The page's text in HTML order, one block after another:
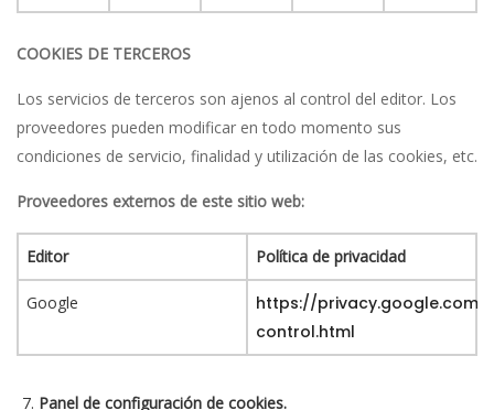
COOKIES DE TERCEROS
Los servicios de terceros son ajenos al control del editor. Los
proveedores pueden modificar en todo momento sus
condiciones de servicio, finalidad y utilización de las cookies, etc.
Proveedores externos de este sitio web:
Editor Política de privacidad
Google
https://privacy.google.com/
control.html
Panel de configuración de cookies.